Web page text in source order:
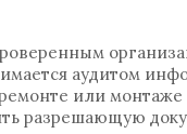
аудитом
или
разрешающую